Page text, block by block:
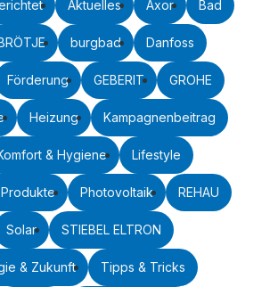
Aktuelles Axor Bad
burgbad Danfoss
Förderung GEBERIT GROHE
Heizung Kampagnenbeitrag
& Hygiene Lifestyle
Photovoltaik REHAU
Solar STIEBEL ELTRON
& Zukunft Tipps & Tricks